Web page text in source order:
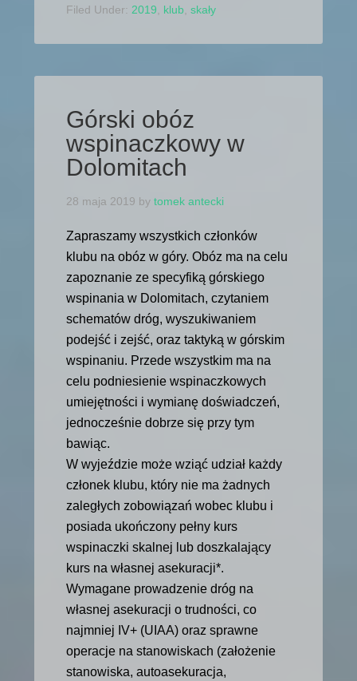
Filed Under: 2019, klub, skały
Górski obóz
wspinaczkowy w
Dolomitach
28 maja 2019 by tomek antecki
Zapraszamy wszystkich członków
klubu na obóz w góry. Obóz ma na celu
zapoznanie ze specyfiką górskiego
wspinania w Dolomitach, czytaniem
schematów dróg, wyszukiwaniem
podejść i zejść, oraz taktyką w górskim
wspinaniu. Przede wszystkim ma na
celu podniesienie wspinaczkowych
umiejętności i wymianę doświadczeń,
jednocześnie dobrze się przy tym
bawiąc.
W wyjeździe może wziąć udział każdy
członek klubu, który nie ma żadnych
zaległych zobowiązań wobec klubu i
posiada ukończony pełny kurs
wspinaczki skalnej lub doszkalający
kurs na własnej asekuracji*.
Wymagane prowadzenie dróg na
własnej asekuracji o trudności, co
najmniej IV+ (UIAA) oraz sprawne
operacje na stanowiskach (założenie
stanowiska, autoasekuracja,